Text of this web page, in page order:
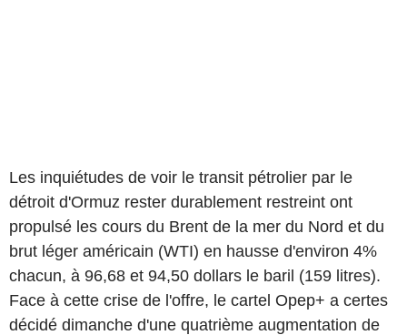
Les inquiétudes de voir le transit pétrolier par le
détroit d'Ormuz rester durablement restreint ont
propulsé les cours du Brent de la mer du Nord et du
brut léger américain (WTI) en hausse d'environ 4%
chacun, à 96,68 et 94,50 dollars le baril (159 litres).
Face à cette crise de l'offre, le cartel Opep+ a certes
décidé dimanche d'une quatrième augmentation de